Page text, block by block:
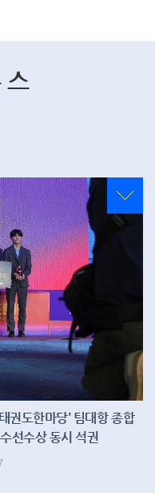
스
권도한마당’ 팀대항 종합
선수상 동시 석권